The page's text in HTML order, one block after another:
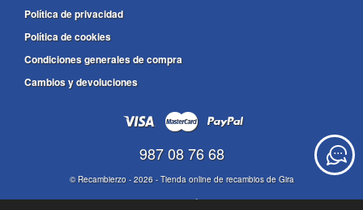
Política de privacidad
Política de cookies
Condiciones generales de compra
Cambios y devoluciones
987 08 76 68
© Recambierzo- 2026 -Tienda online de recambios de Gira